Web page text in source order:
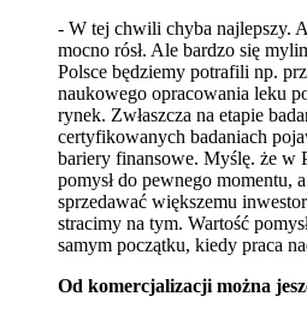
- W tej chwili chyba najlepszy.
mocno rósł. Ale bardzo się
Polsce będziemy potrafili np.
naukowego opracowania leku
rynek. Zwłaszcza na etapie
certyfikowanych badaniach
bariery finansowe. Myślę. że w
pomysł do pewnego momentu,
sprzedawać większemu
stracimy na tym. Wartość
samym początku, kiedy praca
Od komercjalizacji można